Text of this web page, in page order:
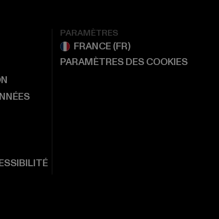
PARAMÈTRES
PARAMÈTRES DES COOKIES